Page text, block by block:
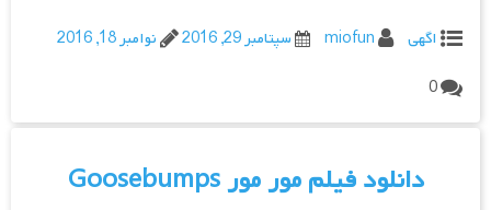
اگهی miofun سپتامبر 29, 2016
نوامبر 18, 2016
0
دانلود فیلم مور مور Goosebumps